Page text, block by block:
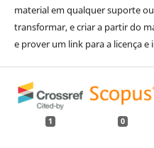
material em qualquer suporte
transformar, e criar a partir do
e prover um link para a licença
1 0